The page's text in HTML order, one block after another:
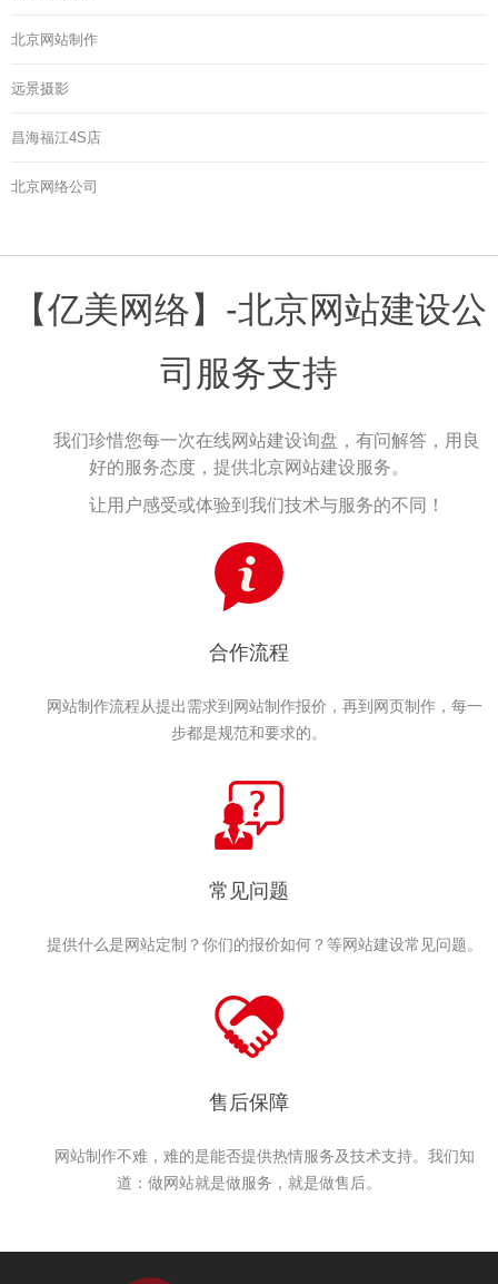
北京网站制作
远景摄影
昌海福江4S店
北京网络公司
【亿美网络】-北京网站建设公
司服务支持
我们珍惜您每一次在线网站建设询盘，有问解答，用良
好的服务态度，提供北京网站建设服务。
让用户感受或体验到我们技术与服务的不同！
合作流程
网站制作流程从提出需求到网站制作报价，再到网页制作，每一
步都是规范和要求的。
常见问题
提供什么是网站定制？你们的报价如何？等网站建设常见问题。
售后保障
网站制作不难，难的是能否提供热情服务及技术支持。我们知
道：做网站就是做服务，就是做售后。